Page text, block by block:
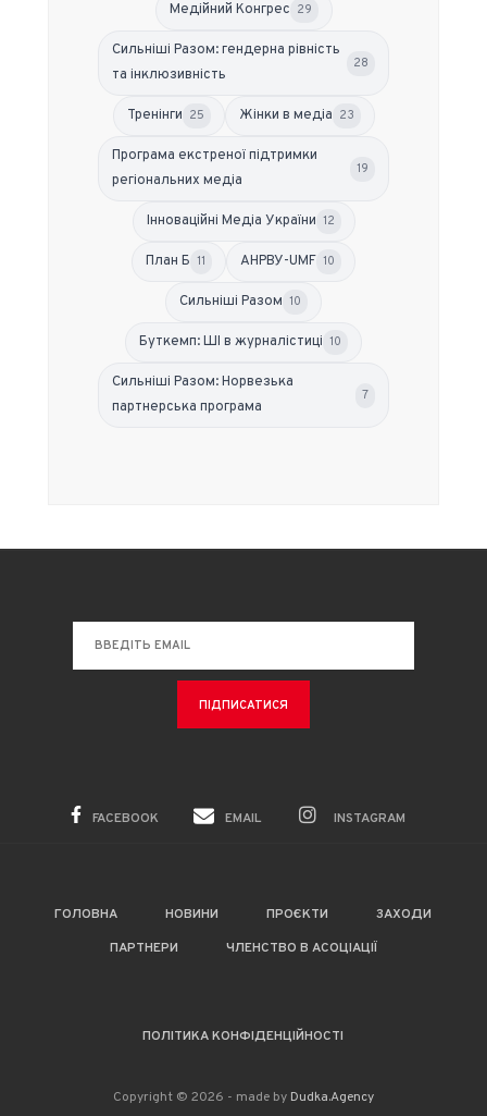
Медійний Конгрес 29
Сильніші Разом: гендерна рівність
та інклюзивність
28
Тренінги 25 Жінки в медіа 23
Програма екстреної підтримки
регіональних медіа
19
Інноваційні Медіа України 12
План Б 11 АНРВУ-UMF 10
Сильніші Разом 10
Буткемп: ШІ в журналістиці 10
Сильніші Разом: Норвезька
партнерська програма
7
FACEBOOK EMAIL INSTAGRAM
ГОЛОВНА НОВИНИ ПРОЄКТИ
ЗАХОДИ
ПАРТНЕРИ
ЧЛЕНСТВО В АСОЦІАЦІЇ
ПОЛІТИКА КОНФІДЕНЦІЙНОСТІ
Copyright © 2026 - made by Dudka.Agency